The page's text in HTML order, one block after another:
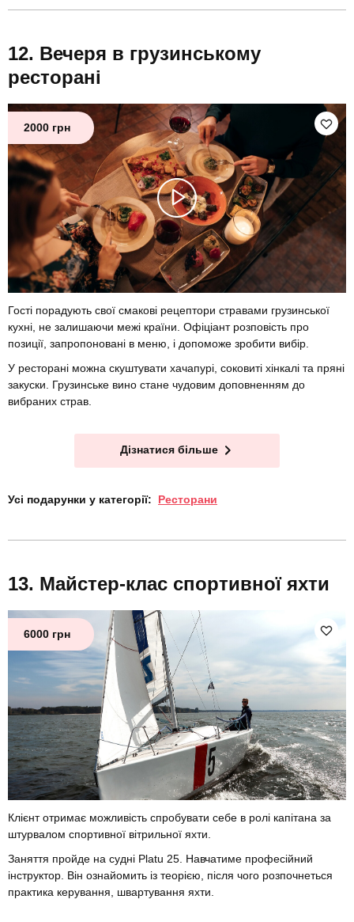
Вечеря в грузинському
ресторані
2000 грн
Гості порадують свої смакові рецептори стравами грузинської
кухні, не залишаючи межі країни. Офіціант розповість про
позиції, запропоновані в меню, і допоможе зробити вибір.
У ресторані можна скуштувати хачапурі, соковиті хінкалі та пряні
закуски. Грузинське вино стане чудовим доповненням до
вибраних страв.
Дізнатися більше
Усі подарунки у категорії: Ресторани
Майстер-клас спортивної яхти
6000 грн
Клієнт отримає можливість спробувати себе в ролі капітана за
штурвалом спортивної вітрильної яхти.
Заняття пройде на судні Platu 25. Навчатиме професійний
інструктор. Він ознайомить із теорією, після чого розпочнеться
практика керування, швартування яхти.